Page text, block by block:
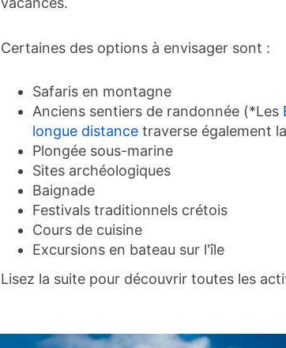
Certaines des options à envisager sont :
Safaris en montagne
Anciens sentiers de randonnée (*Les
longue distance traverse également
Plongée sous-marine
Sites archéologiques
Baignade
Festivals traditionnels crétois
Cours de cuisine
Excursions en bateau sur l'île
Lisez la suite pour découvrir toutes les